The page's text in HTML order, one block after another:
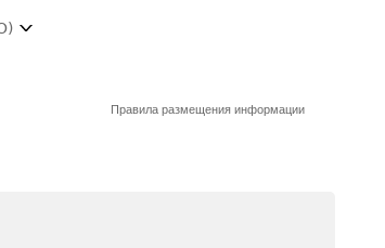
Правила размещения информации